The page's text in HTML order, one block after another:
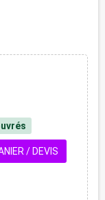
/ DEVIS